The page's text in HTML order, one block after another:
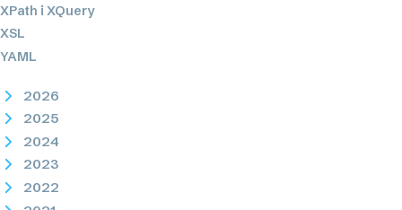
XPath i XQuery
XSL
YAML
2026
2025
2024
2023
2022